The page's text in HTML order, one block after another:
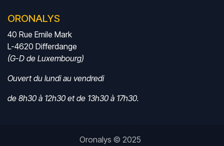
ORONALYS
40 Rue Emile Mark
L-4620 Differdange
(G-D de Luxembourg)
Ouvert du lundi au vendredi
de 8h30 à 12h30 et de 13h30 à 17h30.
Oronalys © 2025